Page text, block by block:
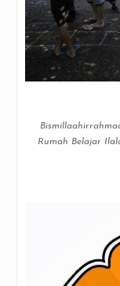
Rumah Belajar